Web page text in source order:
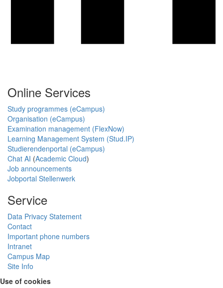
Online Services
Study programmes (eCampus)
Organisation (eCampus)
Examination management (FlexNow)
Learning Management System (Stud.IP)
Studierendenportal (eCampus)
Chat AI (Academic Cloud)
Job announcements
Jobportal Stellenwerk
Service
Data Privacy Statement
Contact
Important phone numbers
Intranet
Campus Map
Site Info
Use of cookies